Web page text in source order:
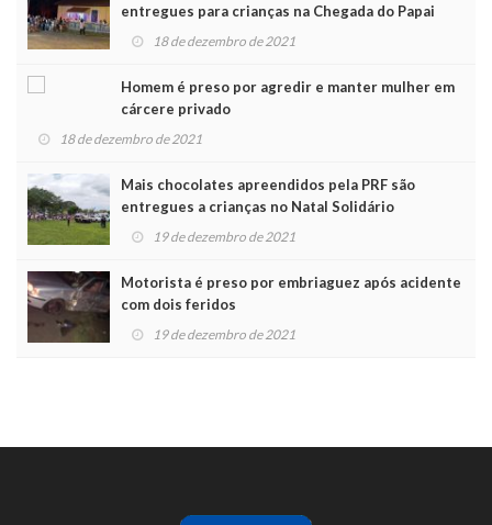
entregues para crianças na Chegada do Papai
Noel
18 de dezembro de 2021
Homem é preso por agredir e manter mulher em
cárcere privado
18 de dezembro de 2021
Mais chocolates apreendidos pela PRF são
entregues a crianças no Natal Solidário
19 de dezembro de 2021
Motorista é preso por embriaguez após acidente
com dois feridos
19 de dezembro de 2021